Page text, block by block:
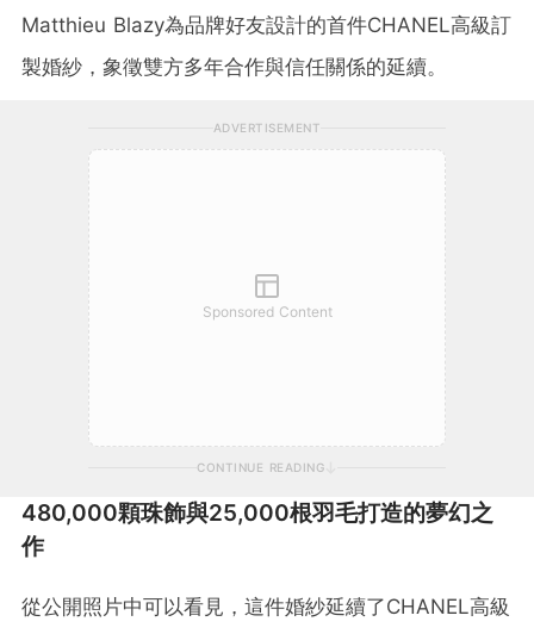
Matthieu Blazy為品牌好友設計的首件CHANEL高級訂
製婚紗，象徵雙方多年合作與信任關係的延續。
ADVERTISEMENT
Sponsored Content
CONTINUE READING
480,000顆珠飾與25,000根羽毛打造的夢幻之
作
從公開照片中可以看見，這件婚紗延續了CHANEL高級